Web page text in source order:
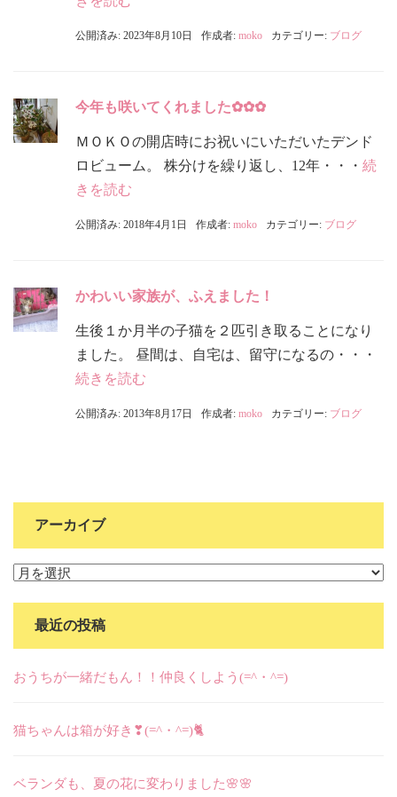
公開済み: 2023年8月10日 作成者: moko カテゴリー: ブログ
今年も咲いてくれました✿✿✿
ＭＯＫＯの開店時にお祝いにいただいたデンド
ロビューム。 株分けを繰り返し、12年・・・ 続
きを読む
公開済み: 2018年4月1日 作成者: moko カテゴリー: ブログ
かわいい家族が、ふえました！
生後１か月半の子猫を２匹引き取ることになり
ました。 昼間は、自宅は、留守になるの・・・
続きを読む
公開済み: 2013年8月17日 作成者: moko カテゴリー: ブログ
アーカイブ
ア
最近の投稿
おうちが一緒だもん！！仲良くしよう(=^・^=)
猫ちゃんは箱が好き❣(=^・^=)🐈
ベランダも、夏の花に変わりました🌸🌸